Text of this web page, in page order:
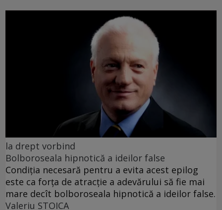
la drept vorbind
Bolboroseala hipnotică a ideilor false
Condiția necesară pentru a evita acest epilog
este ca forța de atracție a adevărului să fie mai
mare decît bolboroseala hipnotică a ideilor false.
Valeriu STOICA